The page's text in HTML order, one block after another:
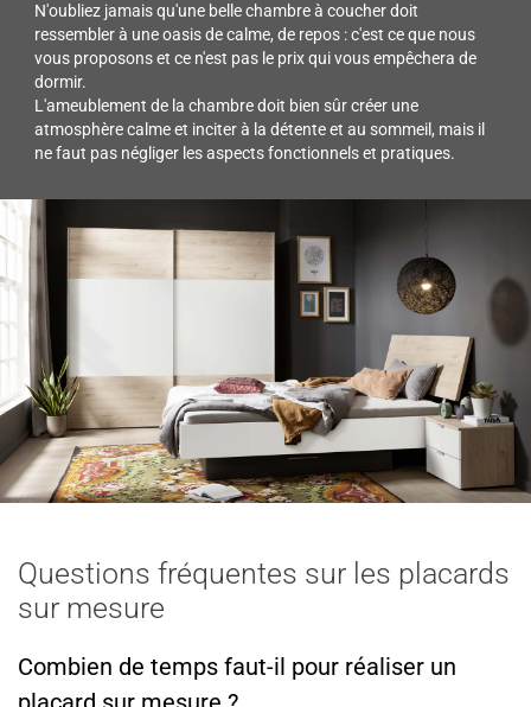
N'oubliez jamais qu'une belle chambre à coucher doit
ressembler à une oasis de calme, de repos : c'est ce que nous
vous proposons et ce n'est pas le prix qui vous empêchera de
dormir.
L'ameublement de la chambre doit bien sûr créer une
atmosphère calme et inciter à la détente et au sommeil, mais il
ne faut pas négliger les aspects fonctionnels et pratiques.
Questions fréquentes sur les placards
sur mesure
Combien de temps faut-il pour réaliser un